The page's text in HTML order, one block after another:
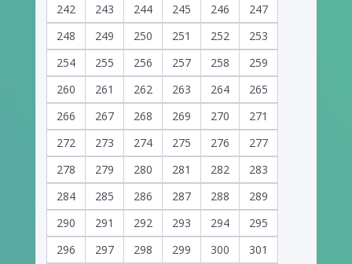
242
243 244 245 246
247
248
249 250 251 252
253
254
255 256 257 258
259
260
261 262 263 264
265
266
267 268 269 270
271
272
273 274 275 276
277
278
279 280 281 282
283
284
285 286 287 288
289
290
291 292 293 294
295
296
297 298 299 300
301